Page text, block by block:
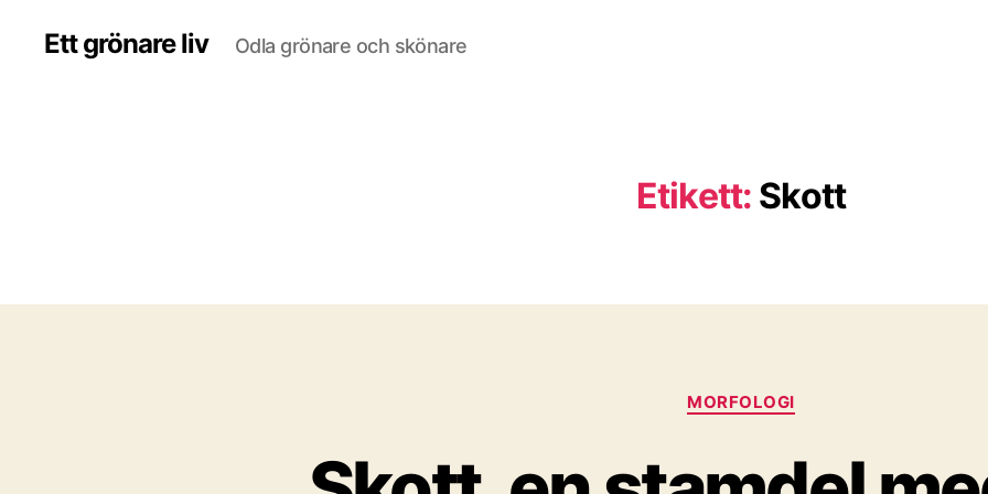
Ett grönare liv Odla grönare och skönare
Etikett: Skott
Kategorier
MORFOLOGI